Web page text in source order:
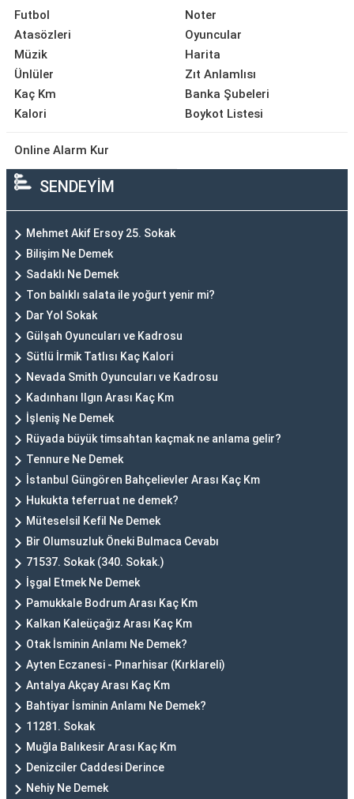
Futbol
Atasözleri
Müzik
Ünlüler
Kaç Km
Kalori
Noter
Oyuncular
Harita
Zıt Anlamlısı
Banka Şubeleri
Boykot Listesi
Online Alarm Kur
SENDEYİM
Mehmet Akif Ersoy 25. Sokak
Bilişim Ne Demek
Sadaklı Ne Demek
Ton balıklı salata ile yoğurt yenir mi?
Dar Yol Sokak
Gülşah Oyuncuları ve Kadrosu
Sütlü İrmik Tatlısı Kaç Kalori
Nevada Smith Oyuncuları ve Kadrosu
Kadınhanı Ilgın Arası Kaç Km
İşleniş Ne Demek
Rüyada büyük timsahtan kaçmak ne anlama gelir?
Tennure Ne Demek
İstanbul Güngören Bahçelievler Arası Kaç Km
Hukukta teferruat ne demek?
Müteselsil Kefil Ne Demek
Bir Olumsuzluk Öneki Bulmaca Cevabı
71537. Sokak (340. Sokak.)
İşgal Etmek Ne Demek
Pamukkale Bodrum Arası Kaç Km
Kalkan Kaleüçağız Arası Kaç Km
Otak İsminin Anlamı Ne Demek?
Ayten Eczanesi - Pınarhisar (Kırklareli)
Antalya Akçay Arası Kaç Km
Bahtiyar İsminin Anlamı Ne Demek?
11281. Sokak
Muğla Balıkesir Arası Kaç Km
Denizciler Caddesi Derince
Nehiy Ne Demek